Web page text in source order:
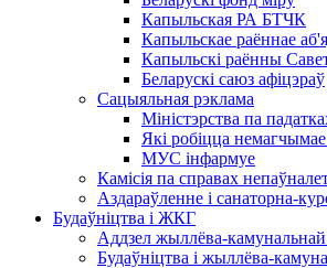
Капыльская РА БТЧК
Капыльскае раённае
Капыльскі раённы
Беларускі саюз афіцэраў
Сацыяльная рэклама
Міністэрства па
Які робіцца
МУС інфармуе
Камісія па справах
Аздараўленне і санаторна-
Будаўніцтва і ЖКГ
Аддзел жыллёва-камунальнай
Будаўніцтва і жыллёва-